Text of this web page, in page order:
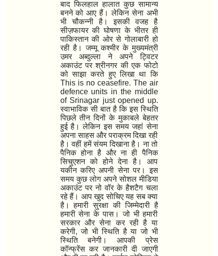
बाद फिलहाल हालात कुछ सामान्य
बनने को आए हैं। लेकिन सेना अभी
भी चौकन्नी है। इसकी वजह है
सीज़फायर की घोषणा के भीतर ही
पाकिस्तान की ओर से गोलाबारी हो
रही है। जम्मू कश्मीर के मुख्यमंत्री
उमर अब्दुल्ला ने अपने ट्विटर
अकाउंट पर श्रीनगर की एक फोटो
को साझा करते हुए लिखा था कि
This is no ceasefire. The air
defence units in the middle
of Srinagar just opened up.
स्वाभाविक सी बात है कि इस स्थिति
पिछले तीन दिनों के मुकाबले बेहतर
हुई है। लेकिन इस समय जहां सेना
अपना साहस और पराक्रम दिखा रही
है। वहीं हमें संयम दिखाना है। ना तो
पैनिक होना है और ना ही पैनिक
सिचुएशन को होने देना है। आप
यकीन करिए अपनी सेना पर। इस
समय कुछ लोग अपने सोशल मीडिया
अकाउंट पर नो वॉर के हैशटैग चला
रहे हैं। आप खुद सोचिए यह सब क्या
है। हमारी सुरक्षा की जिम्मेदारी है
हमारी सेना के पास। जो भी हमारी
सरकार और सेना कर रही है या
करेगी,जो भी स्थिति है या जो भी
स्थिति बनेगी। आपकी प्रेस
कॉन्फ्रेंस कर जानकारी दी जाएगी